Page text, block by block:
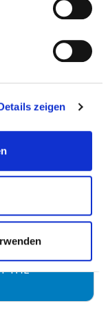
zeigen
THE